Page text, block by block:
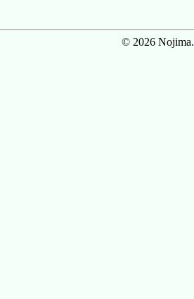
© 2026 Nojima.